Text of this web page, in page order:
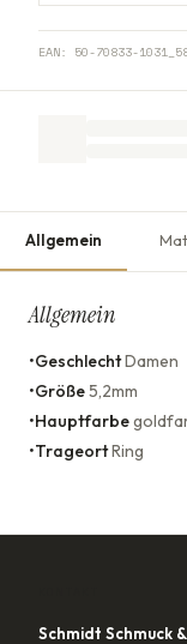
EAN: 50-70833-
Allgemein
Allgemein
•GeschlechtDamen
•Größe5,2mm
•Hauptfarbe
•TrageortRing
Schmidt Schmuck